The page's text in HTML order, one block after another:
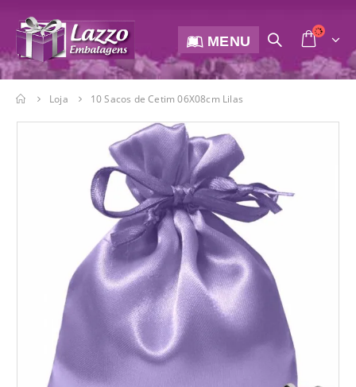
MENU
Loja 10 Sacos de Cetim 06X08cm Lilas